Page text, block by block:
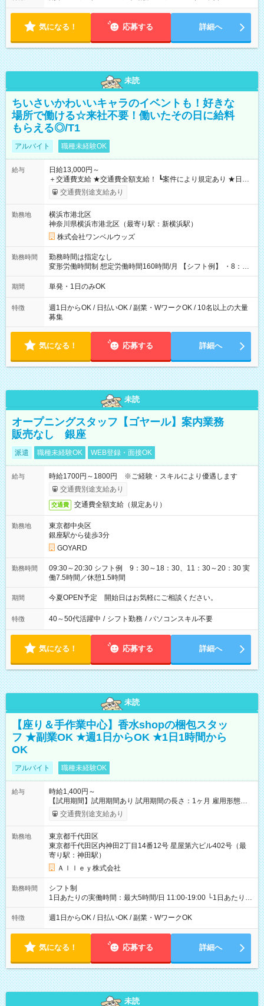
気になる！ 応募する 詳細へ
未読
ちいさいかわいいキャラのイベントも！好きな
場所で働ける☆来社不要！働いたその日に給料
もらえる◎/T1
アルバイト 職種未経験OK
給与
日給13,000円～
＋交通費支給 ★交通費全額支給！ ┗案件により規定あり ★日払
いOK！（規定あり） ┗働いたその日に現金GET♪ お仕事後はコ
ンビニATMから 日払い分を引き落とせます！ 【試用期間】試
交通費別途支給あり
勤務地
横浜市港北区
神奈川県横浜市港北区（最寄り駅：新横浜駅）
株式会社ワンベルウッズ
勤務時間
勤務時間は指定なし
変形労働時間制 想定労働時間160時間/月 【シフト例】 ・8：00
～21：00
期間 単発・1日のみOK
特徴
週1日からOK / 日払いOK / 副業・WワークOK / 10名以上の大量
募集
気になる！ 応募する 詳細へ
未読
オープニングスタッフ【ゴヤール】案内業務
販売なし 銀座
派遣 職種未経験OK WEB登録・面接OK
給与
時給1700円～1800円 ※ご経験・スキルにより優遇します
交通費別途支給あり
交通費 交通費全額支給（規定あり）
勤務地
東京都中央区
銀座駅から徒歩3分
GOYARD
勤務時間
09:30～20:30 シフト例 9：30～18：30、11：30～20：30 実
働7.5時間／休憩1.5時間
期間 今夏OPEN予定 開始日はお気軽にご相談ください。
特徴 40～50代活躍中 / シフト勤務 / パソコンスキル不要
気になる！ 応募する 詳細へ
未読
【座り＆手作業中心】香水shopの梱包スタッ
フ ★副業OK ★週1日からOK ★1日1時間から
OK
アルバイト 職種未経験OK
給与
時給1,400円～
【試用期間】試用期間あり 試用期間の長さ：1ヶ月 雇用形態、
給与は本採用時と同じです。
交通費別途支給あり
勤務地
東京都千代田区
東京都千代田区内神田2丁目14番12号 星屋第六ビル402号（最
寄り駅：神田駅）
Ａｌｌｅｙ株式会社
勤務時間
シフト制
1日あたりの実働時間：最大5時間/日 11:00-19:00 └1日あたりの
実働時間：1-5時間 └上記の時間帯内であれば、いつでも勤務可
能！ └平日・土曜日の中で、お好きな曜日でご勤務いただけま
18:00 などのように、自由な働き方が可能なお仕事です！
特徴 週1日からOK / 日払いOK / 副業・WワークOK
気になる！ 応募する 詳細へ
未読